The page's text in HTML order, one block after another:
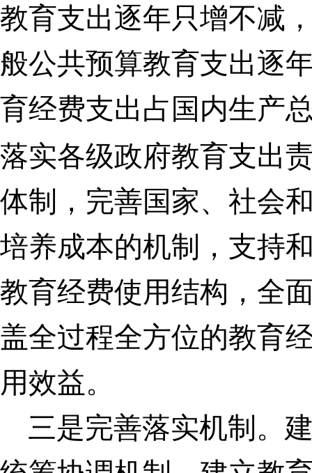
教育支出逐年只增不减
般公共预算教育支出逐
育经费支出占国内生产
落实各级政府教育支出
体制，完善国家、社会
培养成本的机制，支持
教育经费使用结构，全
盖全过程全方位的教育
用效益。
三是完善落实机制。